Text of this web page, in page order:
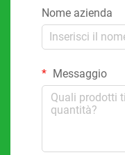
Nome azienda
Messaggio